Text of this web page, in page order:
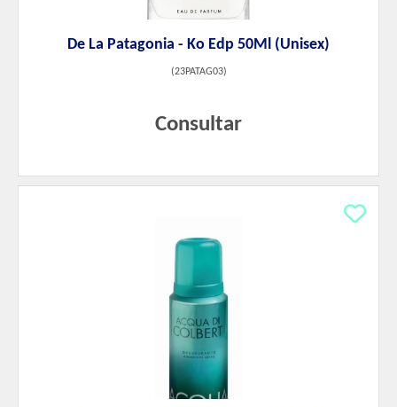
De La Patagonia - Ko Edp 50Ml (Unisex)
(23PATAG03)
Consultar